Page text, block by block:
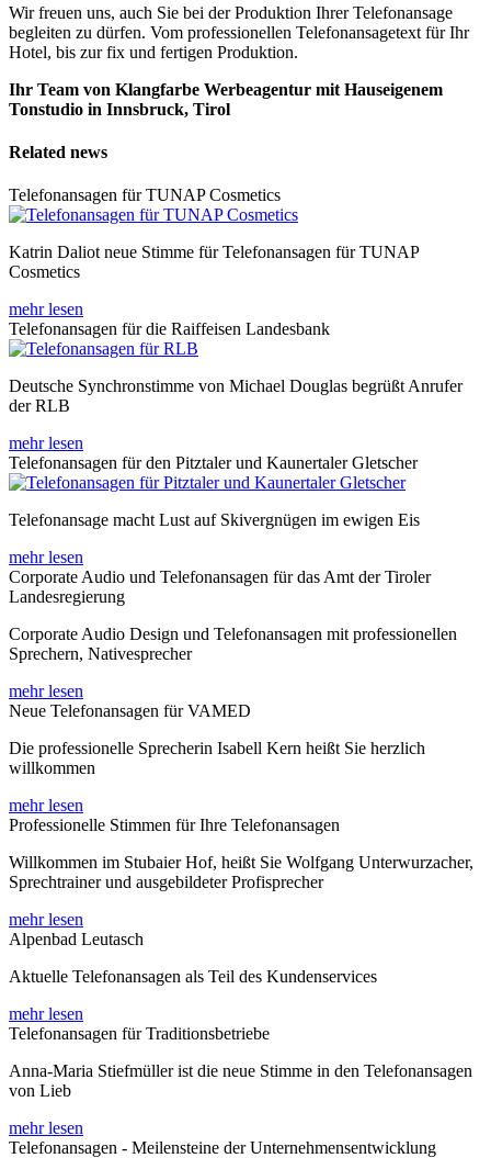
Wir freuen uns, auch Sie bei der Produktion Ihrer Telefonansage
begleiten zu dürfen. Vom professionellen Telefonansagetext für Ihr
Hotel, bis zur fix und fertigen Produktion.
Ihr Team von Klangfarbe Werbeagentur mit Hauseigenem
Tonstudio in Innsbruck, Tirol
Related news
Telefonansagen für TUNAP Cosmetics
Katrin Daliot neue Stimme für Telefonansagen für TUNAP
Cosmetics
mehr lesen
Telefonansagen für die Raiffeisen Landesbank
Deutsche Synchronstimme von Michael Douglas begrüßt Anrufer
der RLB
mehr lesen
Telefonansagen für den Pitztaler und Kaunertaler Gletscher
Telefonansage macht Lust auf Skivergnügen im ewigen Eis
mehr lesen
Corporate Audio und Telefonansagen für das Amt der Tiroler
Landesregierung
Corporate Audio Design und Telefonansagen mit professionellen
Sprechern, Nativesprecher
mehr lesen
Neue Telefonansagen für VAMED
Die professionelle Sprecherin Isabell Kern heißt Sie herzlich
willkommen
mehr lesen
Professionelle Stimmen für Ihre Telefonansagen
Willkommen im Stubaier Hof, heißt Sie Wolfgang Unterwurzacher,
Sprechtrainer und ausgebildeter Profisprecher
mehr lesen
Alpenbad Leutasch
Aktuelle Telefonansagen als Teil des Kundenservices
mehr lesen
Telefonansagen für Traditionsbetriebe
Anna-Maria Stiefmüller ist die neue Stimme in den Telefonansagen
von Lieb
mehr lesen
Telefonansagen - Meilensteine der Unternehmensentwicklung